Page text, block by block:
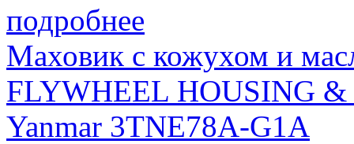
подробнее
Маховик с кожухом и
FLYWHEEL HOUSING
Yanmar 3TNE78A-G1A